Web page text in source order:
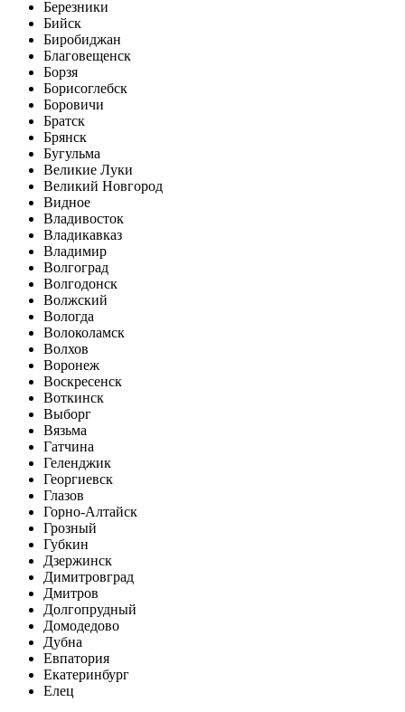
Березники
Бийск
Биробиджан
Благовещенск
Борзя
Борисоглебск
Боровичи
Братск
Брянск
Бугульма
Великие Луки
Великий Новгород
Видное
Владивосток
Владикавказ
Владимир
Волгоград
Волгодонск
Волжский
Вологда
Волоколамск
Волхов
Воронеж
Воскресенск
Воткинск
Выборг
Вязьма
Гатчина
Геленджик
Георгиевск
Глазов
Горно-Алтайск
Грозный
Губкин
Дзержинск
Димитровград
Дмитров
Долгопрудный
Домодедово
Дубна
Евпатория
Екатеринбург
Елец